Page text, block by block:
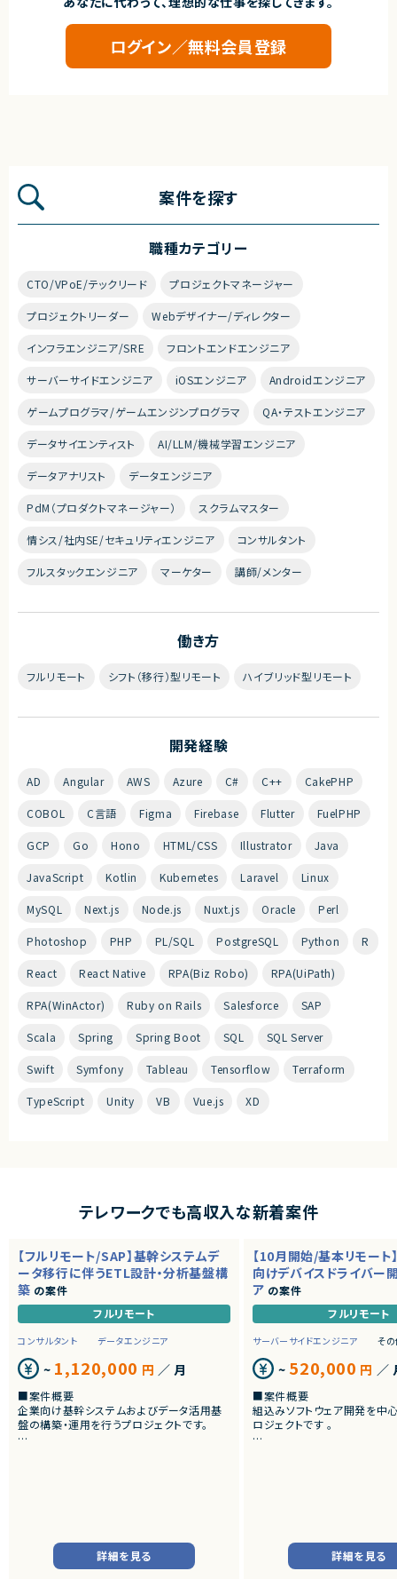
ログイン／無料会員登録
案件を探す
職種カテゴリー
CTO/VPoE/テックリード プロジェクトマネージャー
プロジェクトリーダー Webデザイナー/ディレクター
インフラエンジニア/SRE フロントエンドエンジニア
サーバーサイドエンジニア iOSエンジニア Androidエンジニア
ゲームプログラマ/ゲームエンジンプログラマ QA・テストエンジニア
データサイエンティスト AI/LLM/機械学習エンジニア
データアナリスト データエンジニア
PdM（プロダクトマネージャー） スクラムマスター
情シス/社内SE/セキュリティエンジニア コンサルタント
フルスタックエンジニア マーケター 講師/メンター
働き方
フルリモート シフト（移行）型リモート ハイブリッド型リモート
開発経験
AD Angular AWS Azure C# C++ CakePHP
COBOL C言語 Figma Firebase Flutter FuelPHP
GCP Go Hono HTML/CSS Illustrator Java
JavaScript Kotlin Kubernetes Laravel Linux
MySQL Next.js Node.js Nuxt.js Oracle Perl
Photoshop PHP PL/SQL PostgreSQL Python R
React React Native RPA(Biz Robo) RPA(UiPath)
RPA(WinActor) Ruby on Rails Salesforce SAP
Scala Spring Spring Boot SQL SQL Server
Swift Symfony Tableau Tensorflow Terraform
TypeScript Unity VB Vue.js XD
テレワークでも高収入な新着案件
【フルリモート/SAP】基幹システムデ
ータ移行に伴うETL設計・分析基盤構
築 の案件
フルリモート
コンサルタント データエンジニア
~ 1,120,000 円 ／ 月
■案件概要
企業向け基幹システムおよびデータ活用基
盤の構築・運用を行うプロジェクトです。
■業務内容
・SAP BWの既存データモデルおよび帳票出
詳細を見る
【10月開始/基本リモート
向けデバイスドライバー
ア の案件
フルリモート
サーバーサイドエンジニア そ
~ 520,000 円 ／
■案件概要
組込みソフトウェア開発を中
ロジェクトです 。
バーの開発
・ソフトウェア評価および不
詳細を見る